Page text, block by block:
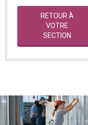
RETOUR À
VOTRE
SECTION